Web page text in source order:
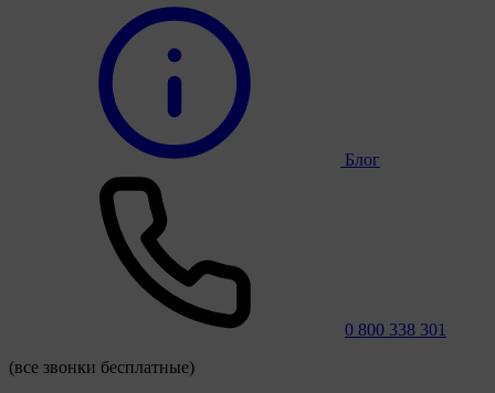
Блог
0 800 338 301
(все звонки бесплатные)